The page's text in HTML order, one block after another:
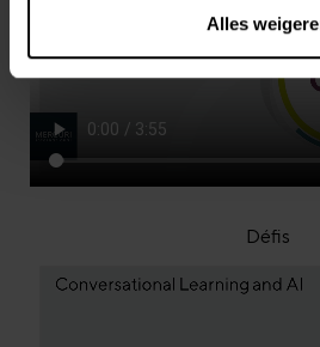
Alles
Défis